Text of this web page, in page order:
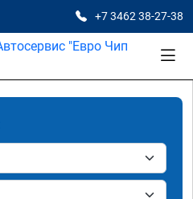
+7 3462 38-27-38